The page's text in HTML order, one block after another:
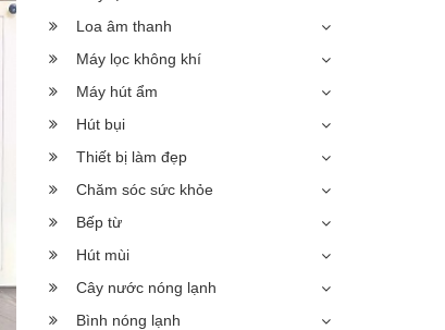
Loa âm thanh
Máy lọc không khí
Máy hút ẩm
Hút bụi
Thiết bị làm đẹp
Chăm sóc sức khỏe
Bếp từ
Hút mùi
Cây nước nóng lạnh
Bình nóng lạnh